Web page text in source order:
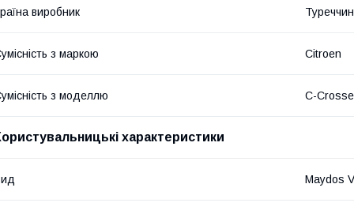
виробник
з маркою Citroen
з моделлю C-
характеристики
Maydos